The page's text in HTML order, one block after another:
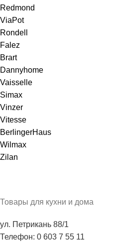
Redmond
ViaPot
Rondell
Falez
Brart
Dannyhome
Vaisselle
Simax
Vinzer
Vitesse
BerlingerHaus
Wilmax
Zilan
Товары для кухни и дома
ул. Петрикань 88/1
Телефон: 0 603 7 55 11